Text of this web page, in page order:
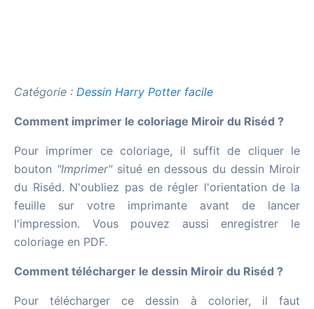
Catégorie : Dessin Harry Potter facile
Comment imprimer le coloriage Miroir du Riséd ?
Pour imprimer ce coloriage, il suffit de cliquer le
bouton "Imprimer"situé en dessous du dessin Miroir
du Riséd. N'oubliez pas de régler l'orientation de la
feuille sur votre imprimante avant de lancer
l'impression. Vous pouvez aussi enregistrer le
coloriage en PDF.
Comment télécharger le dessin Miroir du Riséd ?
Pour télécharger ce dessin à colorier, il faut